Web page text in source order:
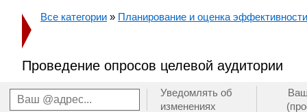
Все категории » Планирование и оценка
Проведение опросов целевой аудитории
Уведомлять об
изменениях